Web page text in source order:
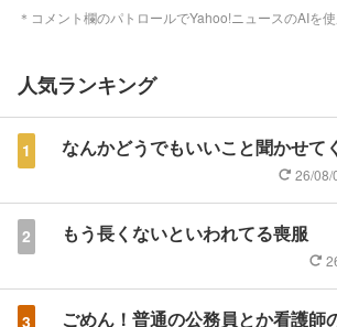
＊コメント欄のパトロールでYahoo!ニュースのAIを
人気ランキング
1 なんかどうでもいいこと聞かせて
26/08/
2 もう長くないといわれてる喪服
3 ごめん！普通の公務員とか看護師